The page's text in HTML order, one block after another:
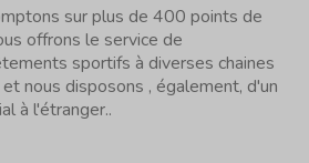
sur plus de 400 points de
offrons le service de
sportifs à diverses chaines
nous disposons , également, d'un
à l'étranger..